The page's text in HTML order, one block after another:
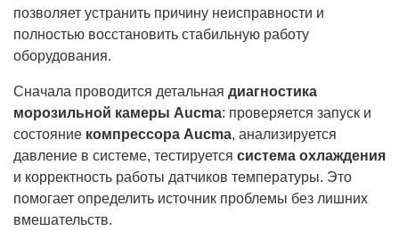
позволяет устранить причину неисправности и
полностью восстановить стабильную работу
оборудования.
Сначала проводится детальная диагностика
морозильной камеры Aucma: проверяется запуск и
состояние компрессора Aucma, анализируется
давление в системе, тестируется система охлаждения
и корректность работы датчиков температуры. Это
помогает определить источник проблемы без лишних
вмешательств.